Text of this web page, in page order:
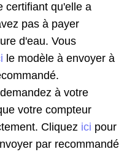
certifiant qu'elle a
pas à payer
d'eau. Vous
le modèle à envoyer à
à votre
votre compteur
Cliquez ici pour
par recommandé